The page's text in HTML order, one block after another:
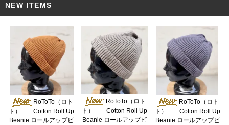
NEW ITEMS
RoToTo（ロト
ト） Cotton Roll Up
Beanie ロールアップビ
RoToTo（ロト
ト） Cotton Roll Up
Beanie ロールアップビ
RoToTo（ロト
ト） Cotton Roll Up
Beanie ロールアップビ